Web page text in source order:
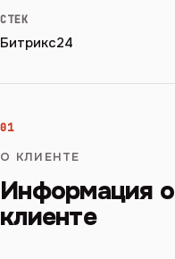
СТЕК
Битрикс24
01
О КЛИЕНТЕ
Информация о
клиенте